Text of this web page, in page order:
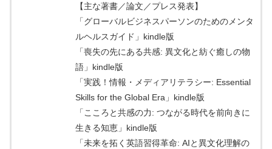
【主な著書／論文／プレス発表】
「グローバルビジネスパーソンのためのメンタ
ルヘルスガイド」kindle版
「喪失の先にある共感: 異文化と紡ぐ癒しの物
語」kindle版
「実践！情報・メディアリテラシー: Essential
Skills for the Global Era」kindle版
「こころと共感の力: つながる時代を前向きに
生きる知恵」kindle版
「未来を拓く英語習得革命: AIと異文化理解の